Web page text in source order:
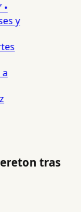
y
tras